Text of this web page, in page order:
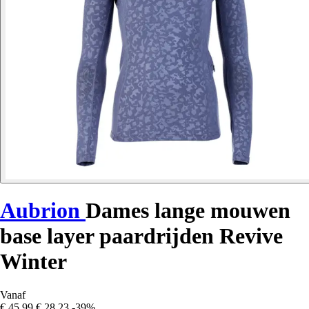
Aubrion Dames lange mouwen
base layer paardrijden Revive
Winter
Vanaf